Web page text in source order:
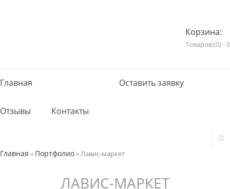
Корзина:
Товаров:(0) - 0
Главная Оставить заявку
Отзывы Контакты
Главная » Портфолио»Лавис-маркет
ЛАВИС-МАРКЕТ